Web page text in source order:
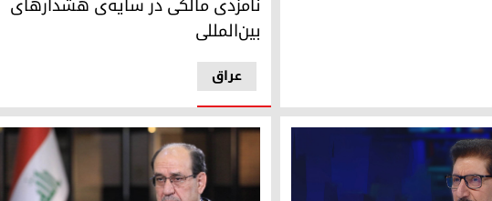
عراق
بین‌المللی